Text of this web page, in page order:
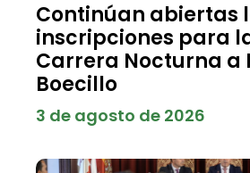
Continúan abiertas
inscripciones para la
Carrera Nocturna a
Boecillo
3 de agosto de 2026